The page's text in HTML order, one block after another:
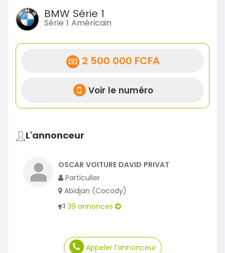
BMW Série 1
Série 1 Américain
2 500 000 FCFA
Voir le numéro
L'annonceur
OSCAR VOITURE DAVID PRIVAT
Particulier
Abidjan (Cocody)
39 annonces
Appeler l'annonceur